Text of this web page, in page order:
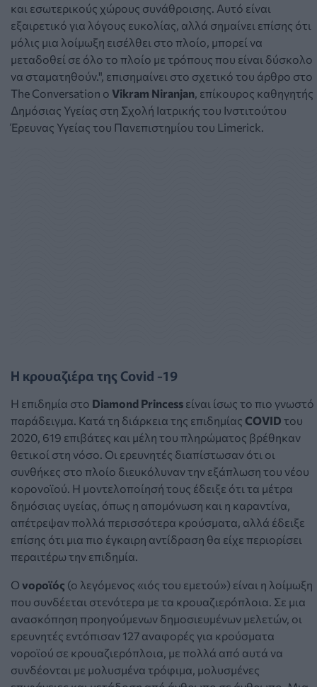
και εσωτερικούς χώρους συνάθροισης. Αυτό είναι
εξαιρετικό για λόγους ευκολίας, αλλά σημαίνει επίσης ότι
μόλις μια λοίμωξη εισέλθει στο πλοίο, μπορεί να
μεταδοθεί σε όλο το πλοίο με τρόπους που είναι δύσκολο
να σταματηθούν.", επισημαίνει στο σχετικό του άρθρο στο
The Conversation o Vikram Niranjan , επίκουρος καθηγητής
Δημόσιας Υγείας στη Σχολή Ιατρικής του Ινστιτούτου
Έρευνας Υγείας του Πανεπιστημίου του Limerick.
Η κρουαζιέρα της Covid -19
Η επιδημία στο Diamond Princess είναι ίσως το πιο γνωστό
παράδειγμα. Κατά τη διάρκεια της επιδημίας COVID του
2020, 619 επιβάτες και μέλη του πληρώματος βρέθηκαν
θετικοί στη νόσο. Οι ερευνητές διαπίστωσαν ότι οι
συνθήκες στο πλοίο διευκόλυναν την εξάπλωση του νέου
κορονοϊού. Η μοντελοποίησή τους έδειξε ότι τα μέτρα
δημόσιας υγείας, όπως η απομόνωση και η καραντίνα,
απέτρεψαν πολλά περισσότερα κρούσματα, αλλά έδειξε
επίσης ότι μια πιο έγκαιρη αντίδραση θα είχε περιορίσει
περαιτέρω την επιδημία.
Ο νοροϊός (ο λεγόμενος «ιός του εμετού») είναι η λοίμωξη
που συνδέεται στενότερα με τα κρουαζιερόπλοια. Σε μια
ανασκόπηση προηγούμενων δημοσιευμένων μελετών, οι
ερευνητές εντόπισαν 127 αναφορές για κρούσματα
νοροϊού σε κρουαζιερόπλοια, με πολλά από αυτά να
συνδέονται με μολυσμένα τρόφιμα, μολυσμένες